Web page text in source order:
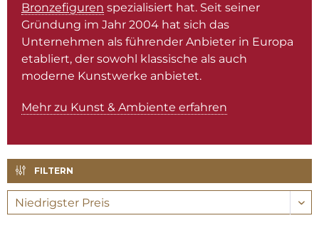
Bronzefiguren spezialisiert hat. Seit seiner
Gründung im Jahr 2004 hat sich das
Unternehmen als führender Anbieter in Europa
etabliert, der sowohl klassische als auch
moderne Kunstwerke anbietet.
Mehr zu Kunst & Ambiente erfahren
FILTERN